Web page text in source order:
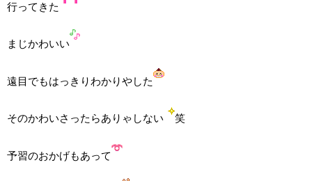
行ってきた
まじかわいい
遠目でもはっきりわかりやした
そのかわいさったらありゃしない 笑
予習のおかげもあって